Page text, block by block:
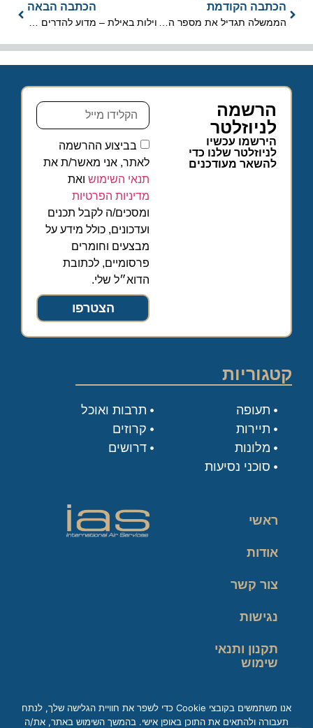
הכתבה הקודמת
הממשלה תגדיל את מספר העובדים הזרים במלונות
הכתבה הבאה
וילות באילת – מדוע להדרים לשם?
הרשמה
לניוזלטר
הירשמו עכשיו
לניוזלטר שלנו כדי
להשאר מעודכנים
בביצוע ההרשמה
לאתר, אני מאשר/ת את
תנאי השימוש ואת
מדיניות הפרטיות
ומסכים/ה לקבל תכנים
ועדכונים, כולל מידע על
מבצעים וחומרים
פרסומיים, לכתובת
הדוא״ל שלי.
הצטרפו
קטגוריות
תעופה
תיירות
מלונות
סוכני נסיעות
תרבות ואוכל
קרוזים
דרושים
ראשי
אודות
צור קשר
נגישות
תקנון ותנאי
שימוש
אנו משתמשים בקובצי Cookie כדי לשפר את חוויית הגלישה שלך, לנתח
תעבורה ולהתאים את התוכן באופן אישי. בהמשך השימוש באתר, את/ה